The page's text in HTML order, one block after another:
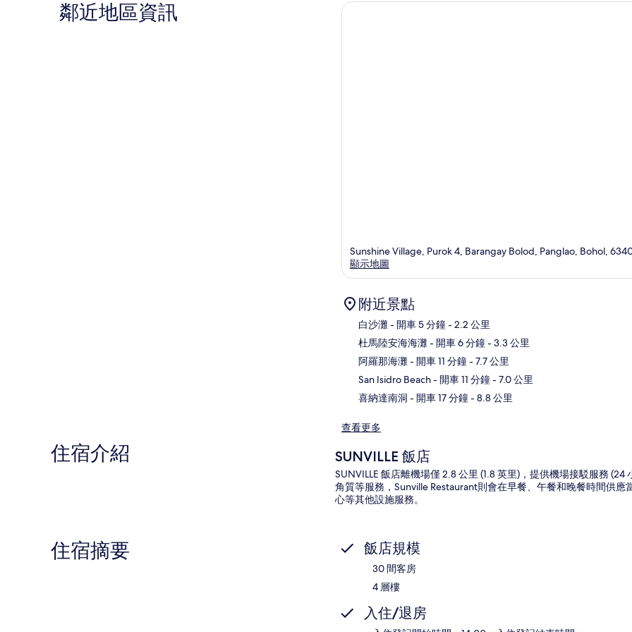
鄰近地區資訊
Sunshine Village, Purok 4, Barangay Bolod, Panglao, Bohol,
顯示地圖
附近景點
白沙灘- 開車 5 分鐘- 2.2 公里
杜馬陸安海海灘- 開車 6 分鐘- 3.3 公里
阿羅那海灘- 開車 11 分鐘- 7.7 公里
San Isidro Beach- 開車 11 分鐘- 7.0 公里
喜納達南洞 - 開車 17 分鐘- 8.8 公里
查看更多
住宿介紹 SUNVILLE 飯店
SUNVILLE 飯店離機場僅 2.8 公里 (1.8 英里)，提供機場接駁服務
角質等服務，Sunville Restaurant則會在早餐、午餐和晚餐時間供
心等其他設施服務。
住宿摘要 飯店規模
30 間客房
4 層樓
入住/退房